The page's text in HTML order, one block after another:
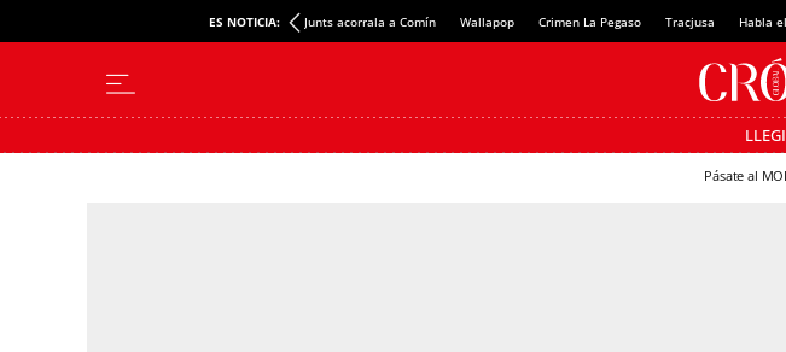
ES NOTICIA: Junts acorrala a Comín Wallapop Crimen La Pegaso Tracjusa Habla
Pásate al